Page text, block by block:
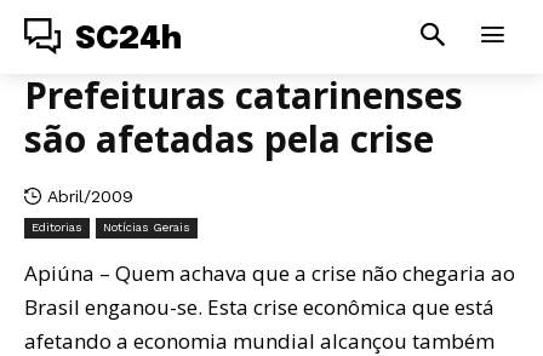
SC24h
Prefeituras catarinenses
são afetadas pela crise
Abril/2009
Editorias Notícias Gerais
Apiúna – Quem achava que a crise não chegaria ao
Brasil enganou-se. Esta crise econômica que está
afetando a economia mundial alcançou também